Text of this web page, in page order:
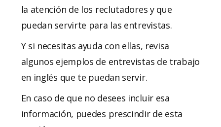
la atención de los reclutadores y que
puedan servirte para las entrevistas.
Y si necesitas ayuda con ellas, revisa
algunos ejemplos de entrevistas de trabajo
en inglés que te puedan servir.
En caso de que no desees incluir esa
información, puedes prescindir de esta